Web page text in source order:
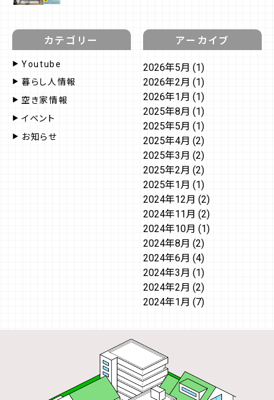
カテゴリー
Youtube
暮らし人情報
空き家情報
イベント
お知らせ
アーカイブ
2026年5月 (1)
2026年2月 (1)
2026年1月 (1)
2025年8月 (1)
2025年5月 (1)
2025年4月 (2)
2025年3月 (2)
2025年2月 (2)
2025年1月 (1)
2024年12月 (2)
2024年11月 (2)
2024年10月 (1)
2024年8月 (2)
2024年6月 (4)
2024年3月 (1)
2024年2月 (2)
2024年1月 (7)